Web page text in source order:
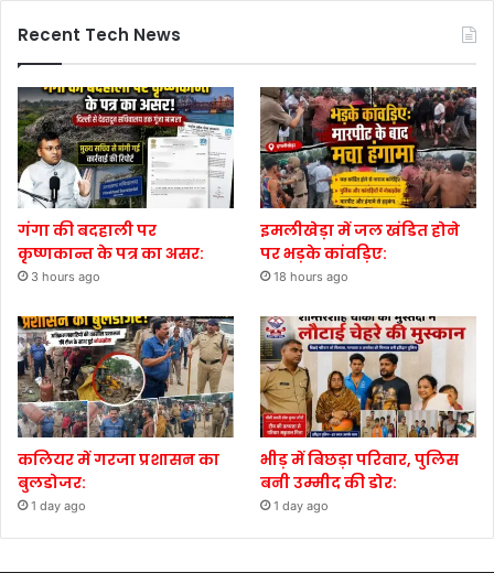
Recent Tech News
गंगा की बदहाली पर
कृष्णकान्त के पत्र का असर:
3 hours ago
इमलीखेड़ा में जल खंडित होने
पर भड़के कांवड़िए:
18 hours ago
कलियर में गरजा प्रशासन का
बुलडोजर:
1 day ago
भीड़ में बिछड़ा परिवार, पुलिस
बनी उम्मीद की डोर:
1 day ago